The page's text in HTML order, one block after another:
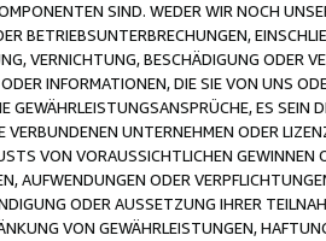
SIND. WEDER WIR NOCH
BETRIEBSUNTERBRECHUNGEN,
VERNICHTUNG, BESCHÄDIGUNG ODER
INFORMATIONEN, DIE SIE VON UNS
ES SEIN
UNTERNEHMEN ODER
VON VORAUSSICHTLICHEN GEWINNEN
AUFWENDUNGEN ODER
ODER AUSSETZUNG IHRER
VON GEWÄHRLEISTUNGEN,